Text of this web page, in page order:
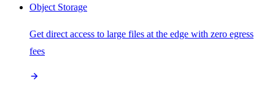
Object Storage
Get direct access to large files at the edge with zero egress
fees